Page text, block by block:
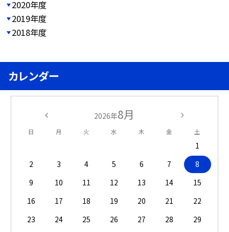
2020年度
2019年度
2018年度
カレンダー
2026年8月
日 月 火 水 木 金 土
1
2
3 4 5 6 7
8
9
10 11 12 13 14
15
16
17 18 19 20 21
22
23
24 25 26 27 28
29